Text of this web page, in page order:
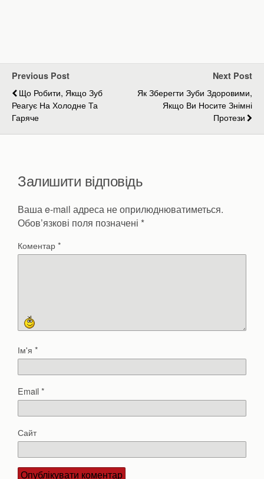
Previous Post
Що Робити, Якщо Зуб
Реагує На Холодне Та
Гаряче
Next Post
Як Зберегти Зуби Здоровими,
Якщо Ви Носите Знімні
Протези
Залишити відповідь
Ваша e-mail адреса не оприлюднюватиметься.
Обов’язкові поля позначені *
Коментар*
Ім'я *
Email*
Сайт